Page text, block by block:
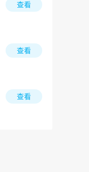
查看
查看
查看